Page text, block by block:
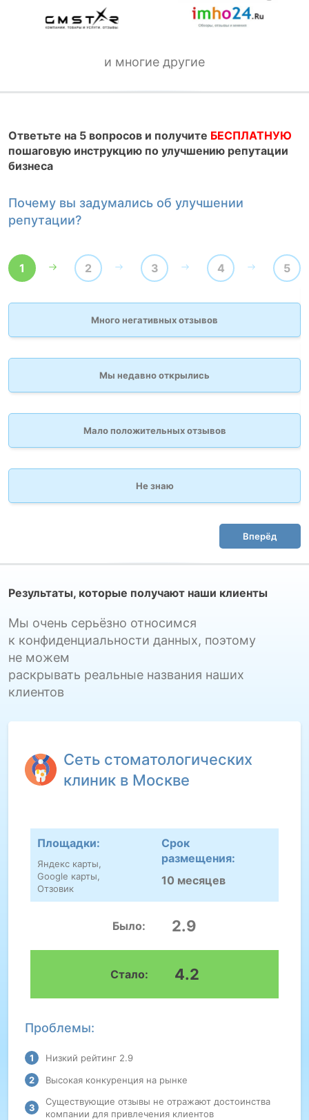
и многие другие
Ответьте на 5 вопросов и получите БЕСПЛАТНУЮ
пошаговую инструкцию по улучшению репутации
бизнеса
Почему вы задумались об улучшении
репутации?
1 2 3 4 5
Много негативных отзывов
Мы недавно открылись
Мало положительных отзывов
Не знаю
Вперёд
Результаты, которые получают наши клиенты
Мы очень серьёзно относимся
к конфиденциальности данных, поэтому
не можем
раскрывать реальные названия наших
клиентов
Сеть стоматологических
клиник в Москве
Проблемы:
Низкий рейтинг 2.9
Высокая конкуренция на рынке
Существующие отзывы не отражают достоинства
компании для привлечения клиентов
Площадки:
Яндекс карты,
Google карты,
Отзовик
Срок
размещения:
10 месяцев
Было: 2.9
Стало: 4.2